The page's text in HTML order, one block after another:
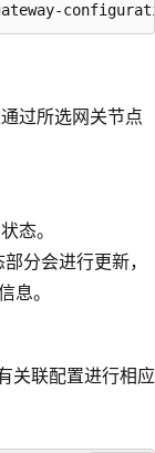
过所选网关节点
态。
分会进行更新，
息。
关联配置进行相应